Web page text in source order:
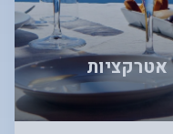
מה לעשות בפארגה יוון? 5 אטרקציות